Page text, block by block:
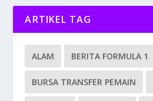
ARTIKEL TAG
ALAM BERITA FORMULA 1
BURSA TRANSFER PEMAIN